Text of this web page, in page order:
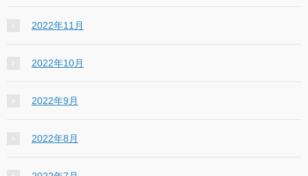
2022年11月
2022年10月
2022年9月
2022年8月